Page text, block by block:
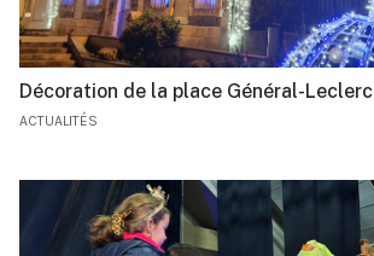
Décoration de la place Général-Leclerc
ACTUALITÉS